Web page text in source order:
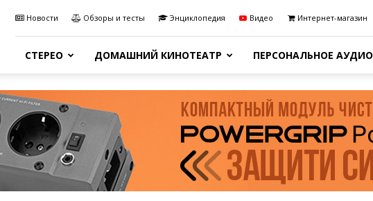
Новости Обзоры и тесты Энциклопедия Видео Интернет-магазин
СТЕРЕО ДОМАШНИЙ КИНОТЕАТР ПЕРСОНАЛЬНОЕ АУДИО